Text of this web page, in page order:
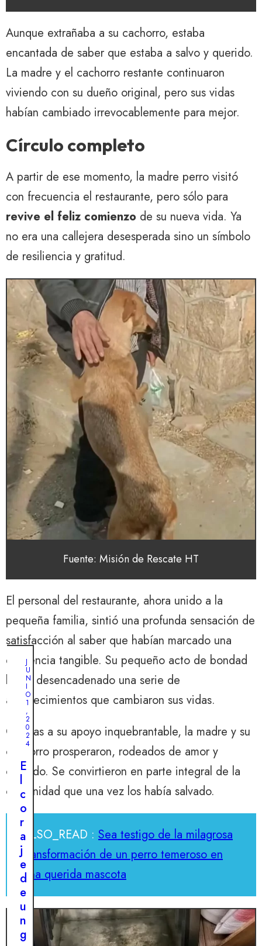
Aunque extrañaba a su cachorro, estaba
encantada de saber que estaba a salvo y querido.
La madre y el cachorro restante continuaron
viviendo con su dueño original, pero sus vidas
habían cambiado irrevocablemente para mejor.
Círculo completo
A partir de ese momento, la madre perro visitó
con frecuencia el restaurante, pero sólo para
revive el feliz comienzo de su nueva vida. Ya
no era una callejera desesperada sino un símbolo
de resiliencia y gratitud.
Fuente: Misión de Rescate HT
El personal del restaurante, ahora unido a la
pequeña familia, sintió una profunda sensación de
satisfacción al saber que habían marcado una
diferencia tangible. Su pequeño acto de bondad
había desencadenado una serie de
acontecimientos que cambiaron sus vidas.
Gracias a su apoyo inquebrantable, la madre y su
cachorro prosperaron, rodeados de amor y
cuidado. Se convirtieron en parte integral de la
comunidad que una vez los había salvado.
ALSO_READ : Sea testigo de la milagrosa
transformación de un perro temeroso en
una querida mascota
J
U
N
I
O
1
,
2
0
2
4
E
l
c
o
r
a
j
e
d
e
u
n
g